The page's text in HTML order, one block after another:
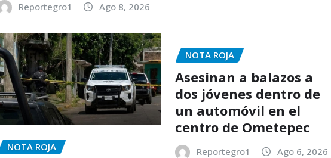
Reportegro1 Ago 8, 2026
NOTA ROJA
NOTA ROJA
Asesinan a balazos a
dos jóvenes dentro de
un automóvil en el
centro de Ometepec
Reportegro1 Ago 6, 2026